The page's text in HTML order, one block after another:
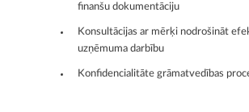
finanšu dokumentāciju
Konsultācijas ar mērķi nodrošināt
uzņēmuma darbību
Konfidencialitāte grāmatvedības